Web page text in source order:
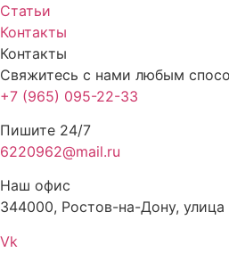
Статьи
Контакты
Контакты
Свяжитесь с нами любым
+7 (965) 095-22-33
Пишите 24/7
6220962@mail.ru
Наш офис
344000, Ростов-на-Дону, улица
Vk